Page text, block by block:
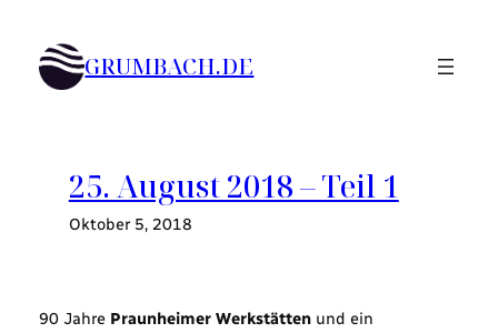
Inhalt
springen GRUMBACH.DE
25. August 2018 – Teil 1
Oktober 5, 2018
90 Jahre Praunheimer Werkstättenund ein